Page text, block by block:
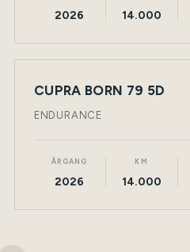
2026 14.000
NY BIL
CUPRA BORN 79 5D
ENDURANCE
ÅRGANG
2026
KM
14.000